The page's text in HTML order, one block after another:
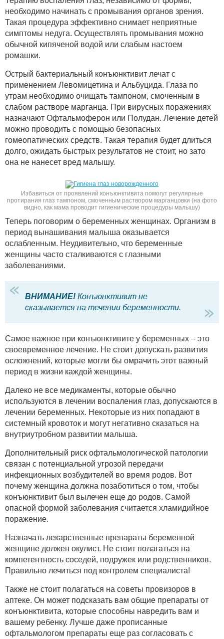
необходимо начинать с промывания органов зрения.
Такая процедура эффективно снимает неприятные
симптомы недуга. Осуществлять промывания можно
обычной кипяченой водой или слабым настоем
ромашки.
Острый бактериальный конъюнктивит лечат с
применением Левомицетина и Альбуцида. Глаза по
утрам необходимо очищать тампоном, смоченным в
слабом растворе марганца. При вирусных поражениях
назначают Офтальмоферон или Полудан. Лечение детей
можно проводить с помощью безопасных
гомеопатических средств. Такая терапия будет длиться
долго, ожидать быстрых результатов не стоит, но зато
она не нанесет вред малышу.
Избавиться от проявлений конъюнктивита помогут регулярные
протирания глаз тампоном, смоченным раствором марганцовки (на фото
видно, как мама проводит гигиенические процедуры малышу)
Теперь поговорим о беременных женщинах. Организм в
период вынашивания малыша оказывается
ослабленным. Неудивительно, что беременные
женщины часто сталкиваются с глазными
заболеваниями.
ВНИМАНИЕ! Конъюнктивит не
сказывается на течении беременности.
Самое важное при конъюнктивите у беременных – это
своевременное лечение. Не стоит допускать развития
осложнений, которые могли бы омрачить этот важный
период в жизни каждой женщины.
Далеко не все медикаменты, которые обычно
используются в лечении воспаления глаз, допускаются в
лечении беременных. Некоторые из них попадают в
системный кровоток и могут негативно сказаться на
внутриутробном развитии малыша.
Дополнительный риск офтальмологической патологии
связан с потенциальной угрозой передачи
инфекционных возбудителей во время родов. Вот
почему женщина должна позаботиться о том, чтобы
конъюнктивит был вылечен еще до родов. Самой
опасной формой заболевания считается хламидийное
поражение.
Назначать лекарственные препараты беременной
женщине должен окулист. Не стоит полагаться на
компетентность соседей, подружек или родственников.
Правильно лечиться под контролем специалиста!
Также не стоит полагаться на советы провизоров в
аптеке. Он может подсказать вам общие препараты от
конъюнктивита, которые способны навредить вам и
вашему ребенку. Лучше даже прописанные
офтальмологом препараты еще раз согласовать с